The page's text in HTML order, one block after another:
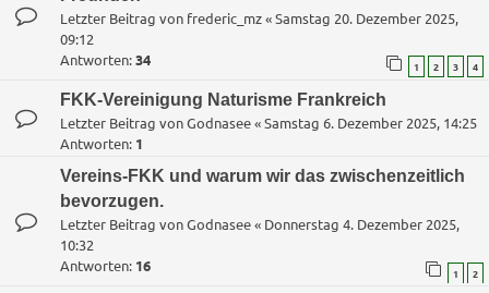
Letzter Beitrag von frederic_mz«Samstag 20. Dezember 2025,
09:12
Antworten:34 1 2 3 4
FKK-Vereinigung Naturisme Frankreich
Letzter Beitrag vonGodnasee«Samstag 6. Dezember 2025, 14:25
Antworten: 1
Vereins-FKK und warum wir das zwischenzeitlich
bevorzugen.
Letzter Beitrag vonGodnasee« Donnerstag 4. Dezember 2025,
10:32
Antworten: 16 1 2